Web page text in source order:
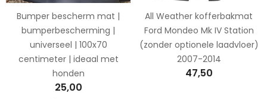
Bumper bescherm mat |
bumperbescherming |
universeel | 100x70
centimeter | ideaal met
honden
25,00
All Weather kofferbakmat
Ford Mondeo Mk IV Station
(zonder optionele laadvloer)
2007-2014
47,50